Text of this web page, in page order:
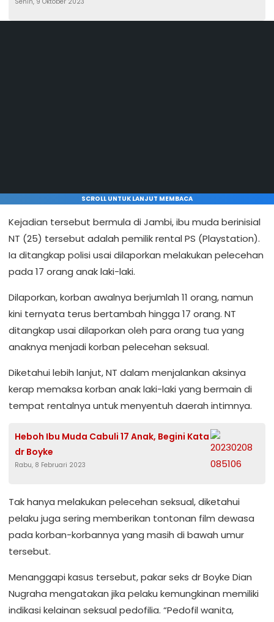
SCROLL UNTUK LANJUT MEMBACA
Kejadian tersebut bermula di Jambi, ibu muda berinisial
NT (25) tersebut adalah pemilik rental PS (Playstation).
Ia ditangkap polisi usai dilaporkan melakukan pelecehan
pada 17 orang anak laki-laki.
Dilaporkan, korban awalnya berjumlah 11 orang, namun
kini ternyata terus bertambah hingga 17 orang. NT
ditangkap usai dilaporkan oleh para orang tua yang
anaknya menjadi korban pelecehan seksual.
Diketahui lebih lanjut, NT dalam menjalankan aksinya
kerap memaksa korban anak laki-laki yang bermain di
tempat rentalnya untuk menyentuh daerah intimnya.
Heboh Ibu Muda Cabuli 17 Anak, Begini Kata
dr Boyke
Rabu, 8 Februari 2023
Tak hanya melakukan pelecehan seksual, diketahui
pelaku juga sering memberikan tontonan film dewasa
pada korban-korbannya yang masih di bawah umur
tersebut.
Menanggapi kasus tersebut, pakar seks dr Boyke Dian
Nugraha mengatakan jika pelaku kemungkinan memiliki
indikasi kelainan seksual pedofilia. “Pedofil wanita,